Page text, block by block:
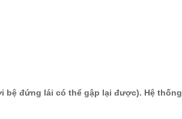
bệ đứng lái có thể gập lại được). Hệ thống